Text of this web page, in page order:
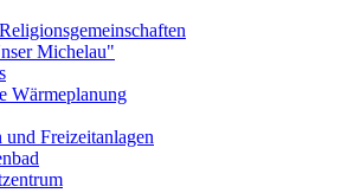
Michelau"
Wärmeplanung
und Freizeitanlagen